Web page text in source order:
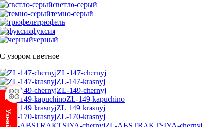
светло-серый
темно-серый
трюфель
фуксия
черный
С узором цветное
ZL-147-chernyj
ZL-147-krasnyj
ZL-149-chernyj
ZL-149-kapuchino
ZL-149-krasnyj
ZL-170-krasnyj
ZL-ABSTRAKTSIYA-chernyj